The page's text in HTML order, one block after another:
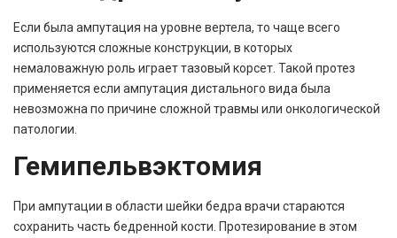
Если была ампутация на уровне вертела, то чаще всего
используются сложные конструкции, в которых
немаловажную роль играет тазовый корсет. Такой протез
применяется если ампутация дистального вида была
невозможна по причине сложной травмы или онкологической
патологии.
Гемипельвэктомия
При ампутации в области шейки бедра врачи стараются
сохранить часть бедренной кости. Протезирование в этом